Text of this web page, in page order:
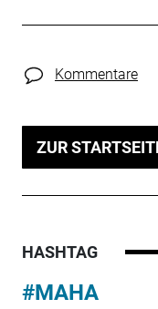
Kommentare
ZUR
HASHTAG
#MAHA